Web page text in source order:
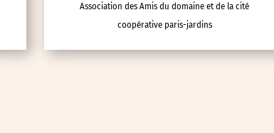
Association des Amis du domaine et de la cité
coopérative paris-jardins